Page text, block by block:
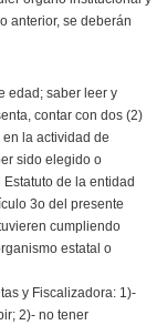
anterior, se deberán
edad; saber leer y
contar con dos (2)
la actividad de
sido elegido o
de la entidad
3o del presente
cumpliendo
estatal o
y Fiscalizadora: 1)-
2)- no tener